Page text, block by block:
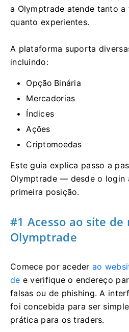
a Olymptrade atende tanto
quanto experientes.
A plataforma suporta
incluindo:
Opção Binária
Mercadorias
Índices
Ações
Criptomoedas
Este guia explica passo a
Olymptrade — desde o login
primeira posição.
#1 Acesso ao site de
Olymptrade
Comece por acederao
de e verifique o endereço
falsas ou de phishing. A
foi concebida para ser
prática para os traders.